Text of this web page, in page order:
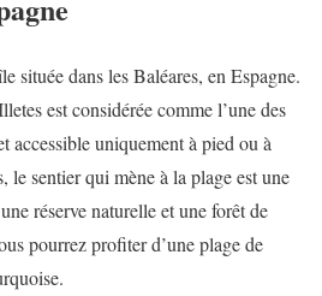
située dans les Baléares, en Espagne.
est considérée comme l’une des
accessible uniquement à pied ou à
le sentier qui mène à la plage est une
réserve naturelle et une forêt de
pourrez profiter d’une plage de